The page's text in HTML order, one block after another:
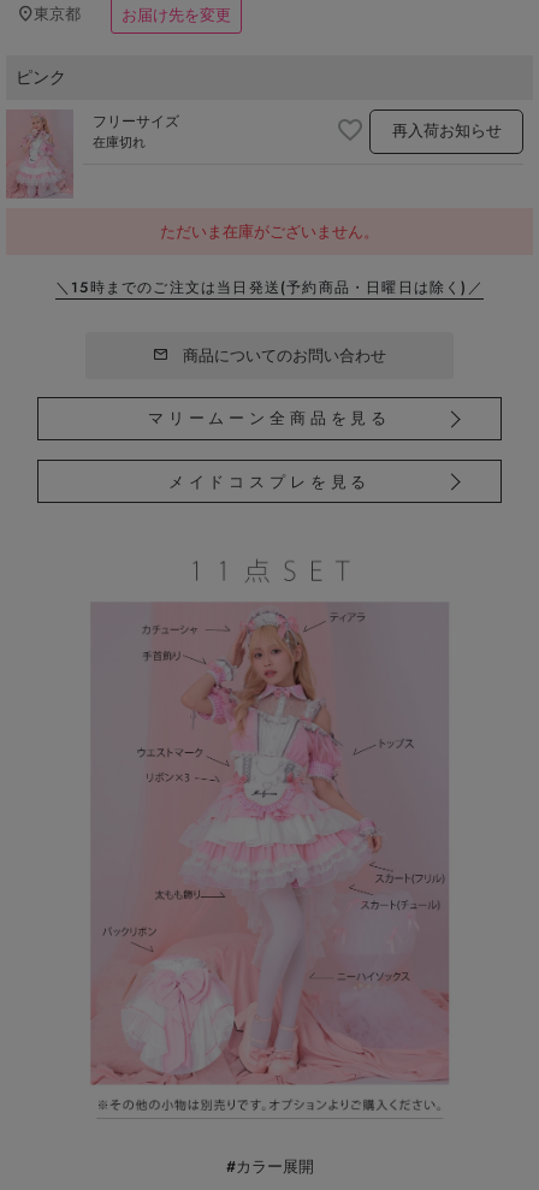
東京都 お届け先を変更
ピンク
フリーサイズ
在庫切れ 再入荷お知らせ
ただいま在庫がございません。
＼15時までのご注文は当日発送(予約商品・日曜日は除く)／
商品についてのお問い合わせ
マリームーン全商品を見る
メイドコスプレを見る
#カラー展開